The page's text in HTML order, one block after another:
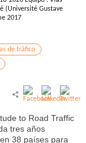
(Université Gustave
2017
de tráfico
to Road Traffic
tres años
38 países para